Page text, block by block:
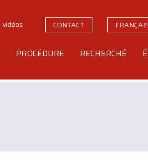
vidéos CONTACT
PROCÉDURE RECHERCHÉ